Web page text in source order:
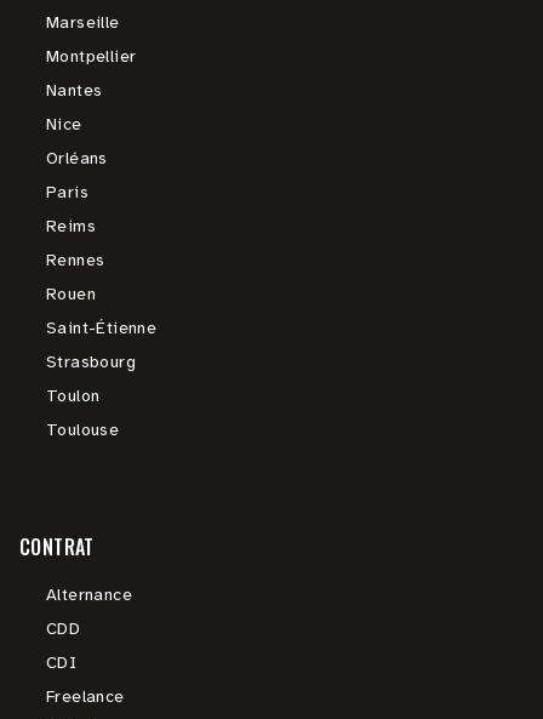
Marseille
Montpellier
Nantes
Nice
Orléans
Paris
Reims
Rennes
Rouen
Saint-Étienne
Strasbourg
Toulon
Toulouse
CONTRAT
Alternance
CDD
CDI
Freelance